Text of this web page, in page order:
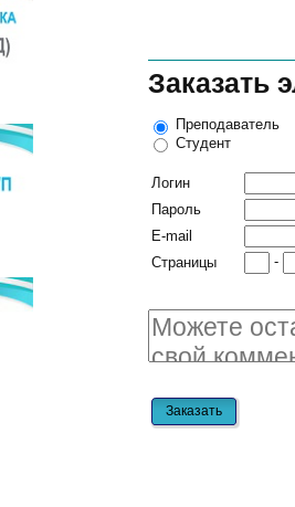
Заказать
Преподаватель
Студент
Логин
Пароль
E-mail
Страницы
-